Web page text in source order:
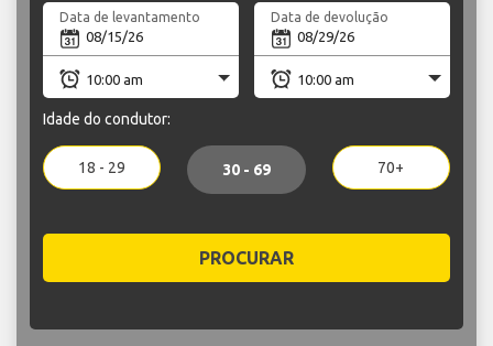
Data de levantamento Data de devolução
Idade do condutor:
18 - 29 30 - 69 70+
PROCURAR